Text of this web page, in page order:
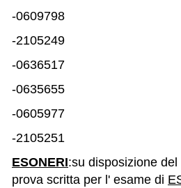
-0609798
-2105249
-0636517
-0635655
-0605977
-2105251
ESONERI:su disposizione
prova scritta per l' esame di